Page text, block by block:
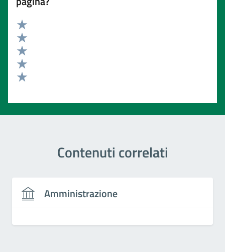
Valuta 5 stelle su 5
Valuta 4 stelle su 5
Valuta 3 stelle su 5
Valuta 2 stelle su 5
Contenuti correlati
Amministrazione